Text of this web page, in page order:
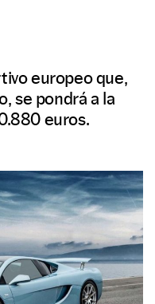
europeo que,
se pondrá a la
euros.